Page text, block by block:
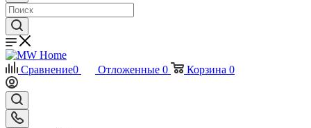
Сравнение0 Отложенные 0 Корзина 0